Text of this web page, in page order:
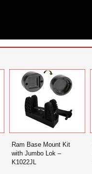
Ram Base Mount Kit
with Jumbo Lok –
K1022JL